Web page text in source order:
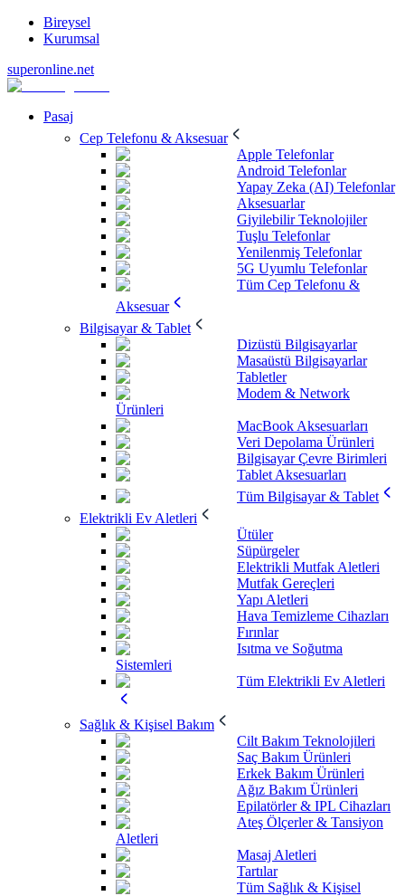
Bireysel
Kurumsal
superonline.net
Pasaj
Cep Telefonu & Aksesuar
Apple Telefonlar
Android Telefonlar
Yapay Zeka (AI) Telefonlar
Aksesuarlar
Giyilebilir Teknolojiler
Tuşlu Telefonlar
Yenilenmiş Telefonlar
5G Uyumlu Telefonlar
Tüm Cep Telefonu &
Aksesuar
Bilgisayar & Tablet
Dizüstü Bilgisayarlar
Masaüstü Bilgisayarlar
Tabletler
Modem & Network
Ürünleri
MacBook Aksesuarları
Veri Depolama Ürünleri
Bilgisayar Çevre Birimleri
Tablet Aksesuarları
Tüm Bilgisayar & Tablet
Elektrikli Ev Aletleri
Ütüler
Süpürgeler
Elektrikli Mutfak Aletleri
Mutfak Gereçleri
Yapı Aletleri
Hava Temizleme Cihazları
Fırınlar
Isıtma ve Soğutma
Sistemleri
Tüm Elektrikli Ev Aletleri
Sağlık & Kişisel Bakım
Cilt Bakım Teknolojileri
Saç Bakım Ürünleri
Erkek Bakım Ürünleri
Ağız Bakım Ürünleri
Epilatörler & IPL Cihazları
Ateş Ölçerler & Tansiyon
Aletleri
Masaj Aletleri
Tartılar
Tüm Sağlık & Kişisel